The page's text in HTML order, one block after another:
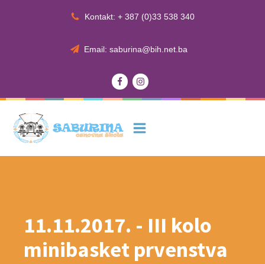
Kontakt: + 387 (0)33 538 340
Email: saburina@bih.net.ba
11.11.2017. - III kolo
minibasket prvenstva